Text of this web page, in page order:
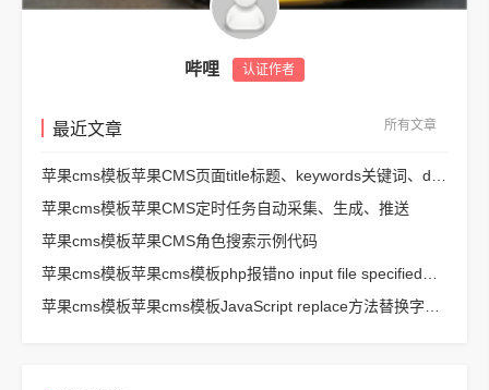
哔哩 认证作者
最近文章 所有文章
苹果cms模板苹果CMS定时任务自动采集、生成、推送
苹果cms模板苹果CMS角色搜索示例代码